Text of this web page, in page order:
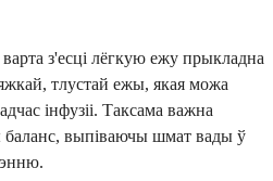
з'есці лёгкую ежу прыкладна
тлустай ежы, якая можа
інфузіі. Таксама важна
выпіваючы шмат вады ў